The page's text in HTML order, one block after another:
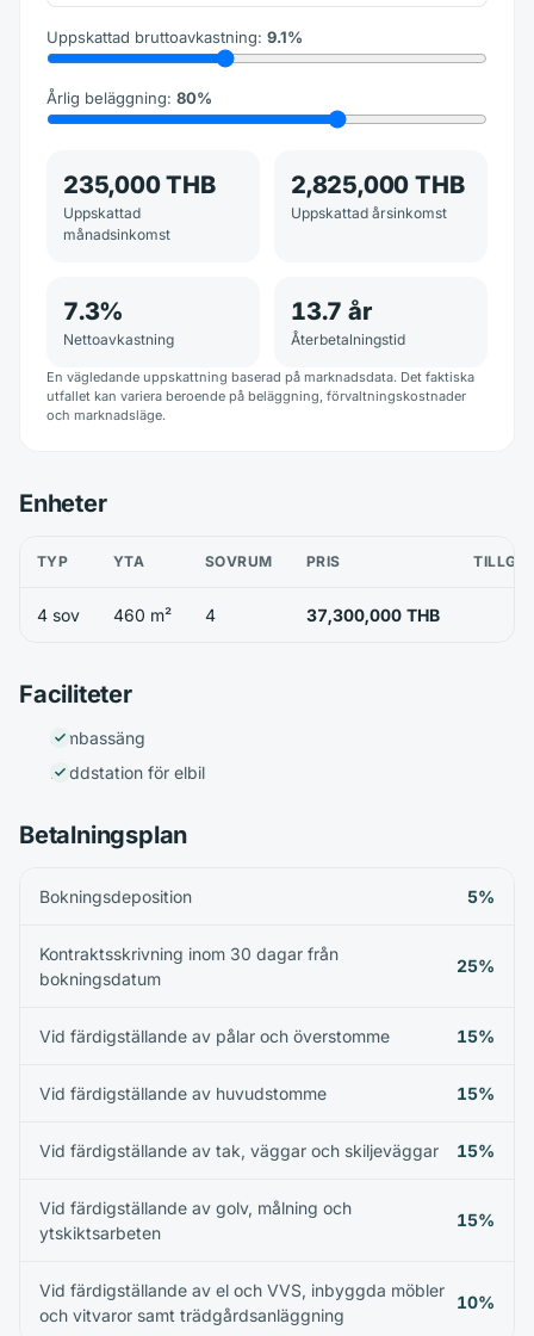
Uppskattad bruttoavkastning: 9.1%
Årlig beläggning: 80%
235,000 THB
Uppskattad
månadsinkomst
2,825,000 THB
Uppskattad årsinkomst
7.3%
Nettoavkastning
13.7 år
Återbetalningstid
En vägledande uppskattning baserad på marknadsdata. Det faktiska
utfallet kan variera beroende på beläggning, förvaltningskostnader
och marknadsläge.
Enheter
TYP YTA SOVRUM PRIS
4 sov 460 m² 4 37,300,000 THB
Faciliteter
Simbassäng
Laddstation för elbil
Betalningsplan
Bokningsdeposition 5%
Kontraktsskrivning inom 30 dagar från
bokningsdatum
25%
Vid färdigställande av pålar och överstomme 15%
Vid färdigställande av huvudstomme 15%
Vid färdigställande av tak, väggar och skiljeväggar 15%
Vid färdigställande av golv, målning och
ytskiktsarbeten
15%
Vid färdigställande av el och VVS, inbyggda möbler
och vitvaror samt trädgårdsanläggning
10%